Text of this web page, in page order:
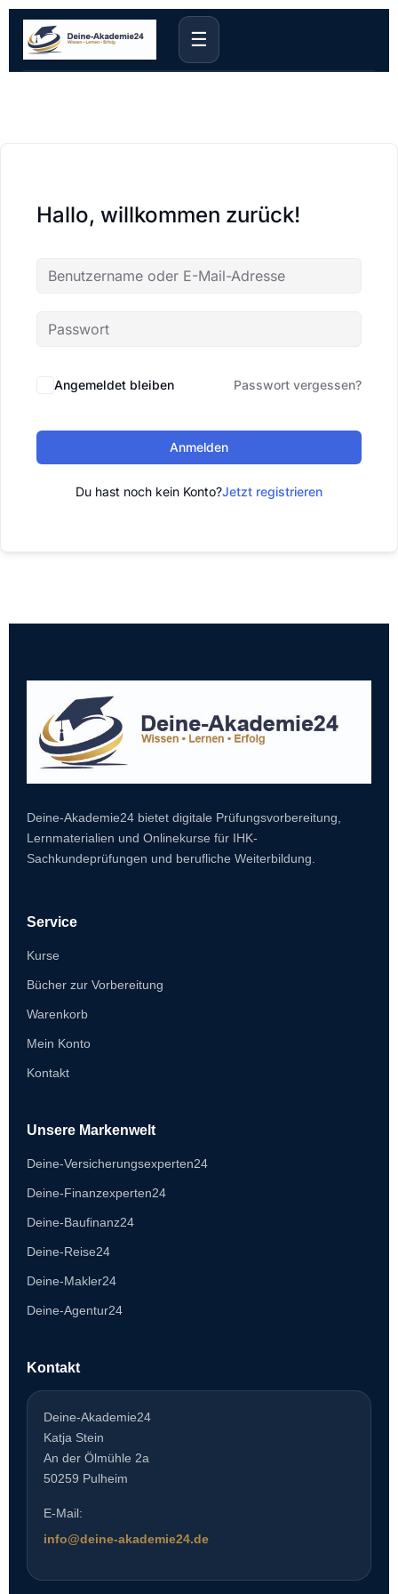
☰
Hallo, willkommen zurück!
Angemeldet bleiben Passwort vergessen?
Anmelden
Du hast noch kein Konto?Jetzt registrieren
Deine-Akademie24 bietet digitale Prüfungsvorbereitung,
Lernmaterialien und Onlinekurse für IHK-
Sachkundeprüfungen und berufliche Weiterbildung.
Service
Kurse
Bücher zur Vorbereitung
Warenkorb
Mein Konto
Kontakt
Unsere Markenwelt
Deine-Versicherungsexperten24
Deine-Finanzexperten24
Deine-Baufinanz24
Deine-Reise24
Deine-Makler24
Deine-Agentur24
Kontakt
Deine-Akademie24
Katja Stein
An der Ölmühle 2a
50259 Pulheim
E-Mail:
info@deine-akademie24.de